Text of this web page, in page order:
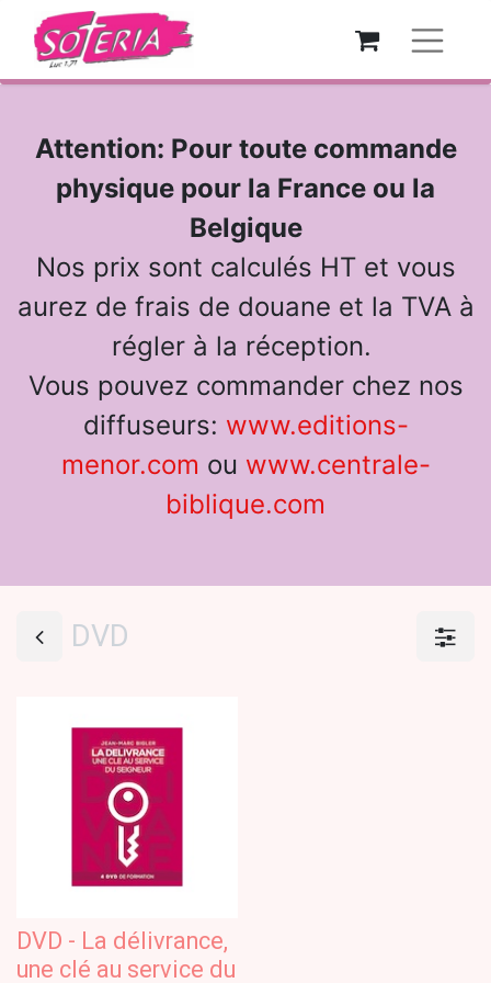
Attention: Pour toute commande
physique pour la France ou la
Belgique
Nos prix sont calculés HT et vous
aurez de frais de douane et la TVA à
régler à la réception.
Vous pouvez commander chez nos
diffuseurs: www.editions-
menor.com ou www.centrale-
biblique.com
DVD
DVD - La délivrance,
une clé au service du